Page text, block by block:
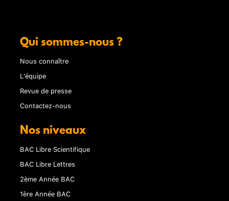
Qui sommes-nous ?
Nous connaître
L'équipe
Revue de presse
Contactez-nous
Nos niveaux
BAC Libre Scientifique
BAC Libre Lettres
2ème Année BAC
1ère Année BAC